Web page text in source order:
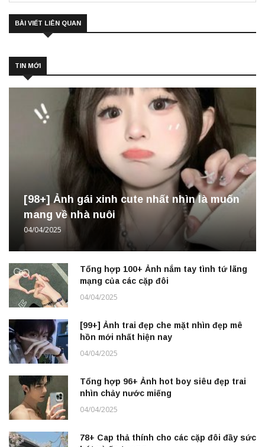
BÀI VIẾT LIÊN QUAN
TIN MỚI
[98+] Ảnh gái xinh cute nhất nhìn là muốn
mang về nhà nuôi
04/04/2025
Tổng hợp 100+ Ảnh nắm tay tình tứ lãng
mạng của các cặp đôi
04/04/2025
[99+] Ảnh trai đẹp che mặt nhìn đẹp mê
hồn mới nhất hiện nay
04/04/2025
Tổng hợp 96+ Ảnh hot boy siêu đẹp trai
nhìn chảy nước miếng
04/04/2025
78+ Cap thả thính cho các cặp đôi đầy sức